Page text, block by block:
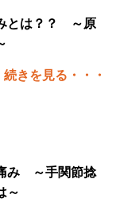
とは？？ ～原
続きを見る・・・
み ～手関節捻
～